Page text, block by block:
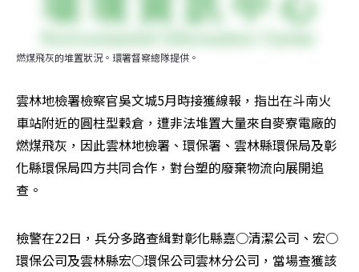
燃煤飛灰的堆置狀況。環署督察總隊提供。
雲林地檢署檢察官吳文城5月時接獲線報，指出在斗南火
車站附近的圓柱型穀倉，遭非法堆置大量來自麥寮電廠的
燃煤飛灰，因此雲林地檢署、環保署、雲林縣環保局及彰
化縣環保局四方共同合作，對台塑的廢棄物流向展開追
查。
檢警在22日，兵分多路查緝對彰化縣嘉○清潔公司、宏○
環保公司及雲林縣宏○環保公司雲林分公司，當場查獲該